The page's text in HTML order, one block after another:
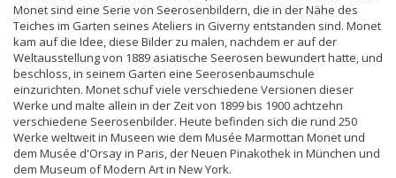
Monet sind eine Serie von Seerosenbildern, die in der Nähe des
Teiches im Garten seines Ateliers in Giverny entstanden sind. Monet
kam auf die Idee, diese Bilder zu malen, nachdem er auf der
Weltausstellung von 1889 asiatische Seerosen bewundert hatte, und
beschloss, in seinem Garten eine Seerosenbaumschule
einzurichten. Monet schuf viele verschiedene Versionen dieser
Werke und malte allein in der Zeit von 1899 bis 1900 achtzehn
verschiedene Seerosenbilder. Heute befinden sich die rund 250
Werke weltweit in Museen wie dem Musée Marmottan Monet und
dem Musée d'Orsay in Paris, der Neuen Pinakothek in München und
dem Museum of Modern Art in New York.